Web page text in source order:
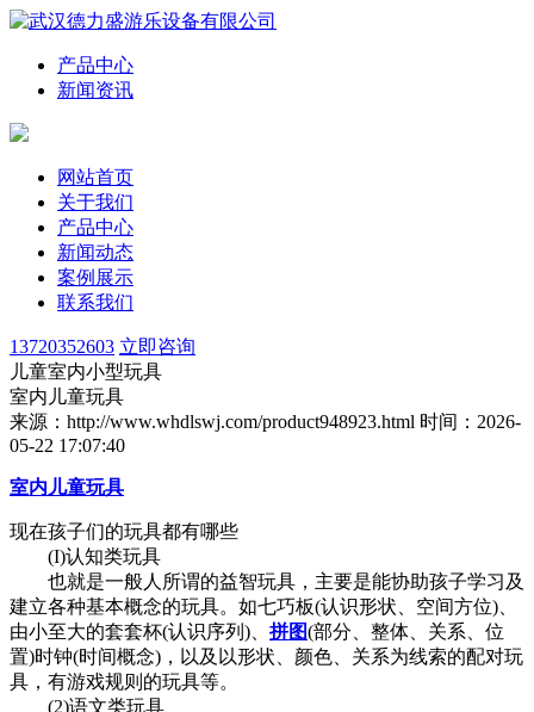
产品中心
新闻资讯
网站首页
关于我们
产品中心
新闻动态
案例展示
联系我们
13720352603 立即咨询
儿童室内小型玩具
室内儿童玩具
来源：http://www.whdlswj.com/product948923.html 时间：2026-
05-22 17:07:40
室内儿童玩具
现在孩子们的玩具都有哪些
(I)认知类玩具
也就是一般人所谓的益智玩具，主要是能协助孩子学习及
建立各种基本概念的玩具。如七巧板(认识形状、空间方位)、
由小至大的套套杯(认识序列)、 拼图(部分、整体、关系、位
置)时钟(时间概念)，以及以形状、颜色、关系为线索的配对玩
具，有游戏规则的玩具等。
(2)语文类玩具